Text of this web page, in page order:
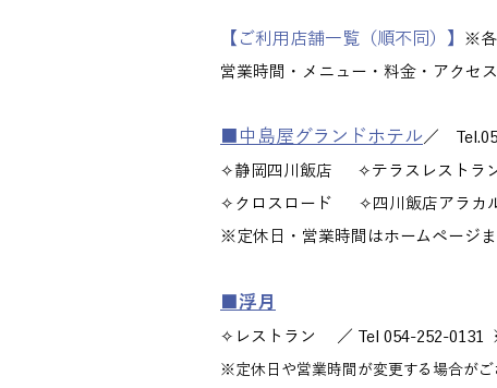
【ご利用店舗一覧（順不同）】
※各
営業時間・メニュー・料金・アクセ
■中島屋グランドホテル／
✧静岡四川飯店 ✧テラスレスト
✧クロスロード ✧四川飯店アラカル
※定休日・営業時間はホームページ
■浮月
✧レストラン ／ Tel 054-252-0131
※定休日や営業時間が変更する場合がご